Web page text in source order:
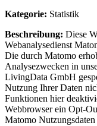
Kategorie: Statistik
Beschreibung: Diese
Webanalysedienst
Die durch Matomo
Analysezwecken in
LivingData GmbH
Nutzung Ihrer Daten
Funktionen hier
Webbrowser ein Opt-
Matomo